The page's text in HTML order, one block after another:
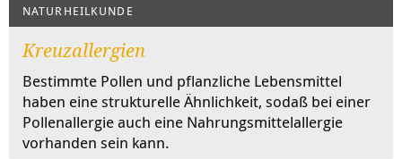
NATURHEILKUNDE
Kreuzallergien
Bestimmte Pollen und pflanzliche Lebensmittel
haben eine strukturelle Ähnlichkeit, sodaß bei einer
Pollenallergie auch eine Nahrungsmittelallergie
vorhanden sein kann.